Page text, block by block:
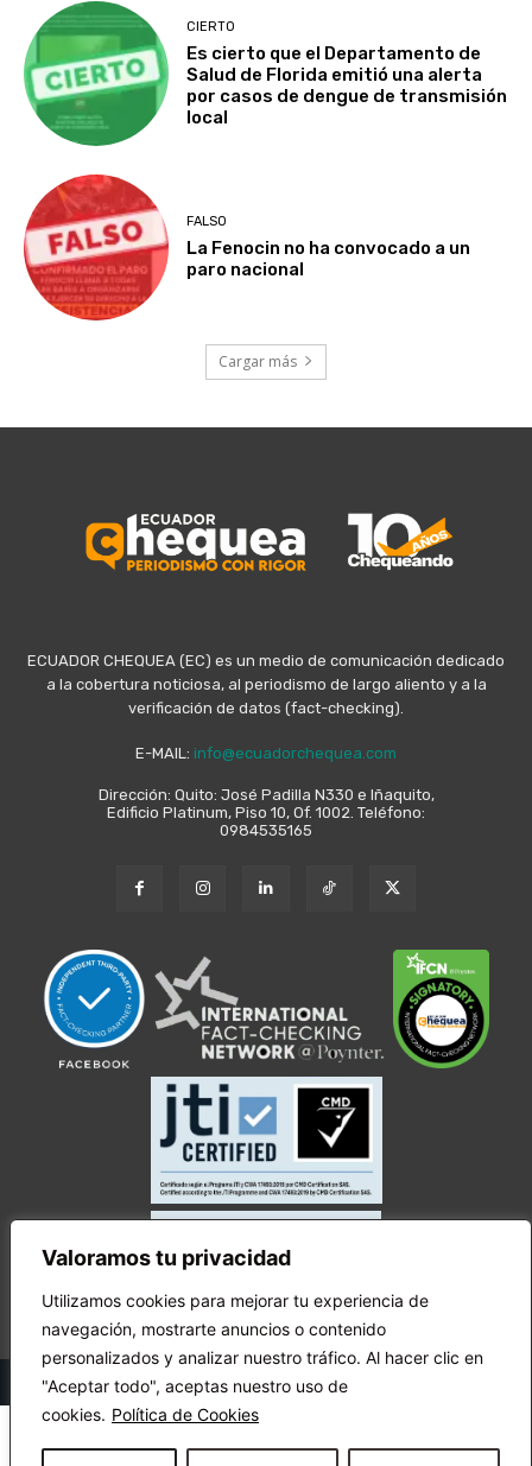
Valoramos tu privacidad
Utilizamos cookies para mejorar tu experiencia de
navegación, mostrarte anuncios o contenido
personalizados y analizar nuestro tráfico. Al hacer clic en
"Aceptar todo", aceptas nuestro uso de
cookies. Política de Cookies
CIERTO
Es cierto que el Departamento de
Salud de Florida emitió una alerta
por casos de dengue de transmisión
local
FALSO
La Fenocin no ha convocado a un
paro nacional
Cargar más
ECUADOR CHEQUEA (EC) es un medio de comunicación dedicado
a la cobertura noticiosa, al periodismo de largo aliento y a la
verificación de datos (fact-checking).
E-MAIL: info@ecuadorchequea.com
Dirección: Quito: José Padilla N330 e Iñaquito,
Edificio Platinum, Piso 10, Of. 1002. Teléfono:
0984535165
© Copyright Ecuador Chequea 2025.